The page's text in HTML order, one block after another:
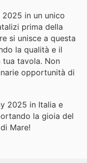
in un unico
prima della
si unisce a questa
la qualità e il
tua tavola. Non
opportunità di
2025 in Italia e
la gioia del
Mare!